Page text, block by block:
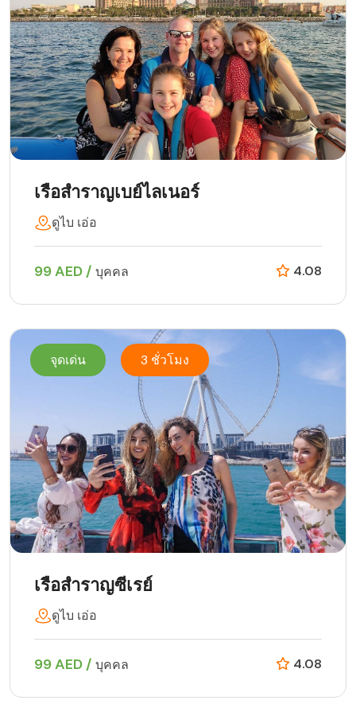
เรือสำราญเบย์ไลเนอร์
ดูไบ เอ่อ
99 AED / บุคคล 4.08
จุดเด่น 3 ชั่วโมง
เรือสำราญซีเรย์
ดูไบ เอ่อ
99 AED / บุคคล 4.08